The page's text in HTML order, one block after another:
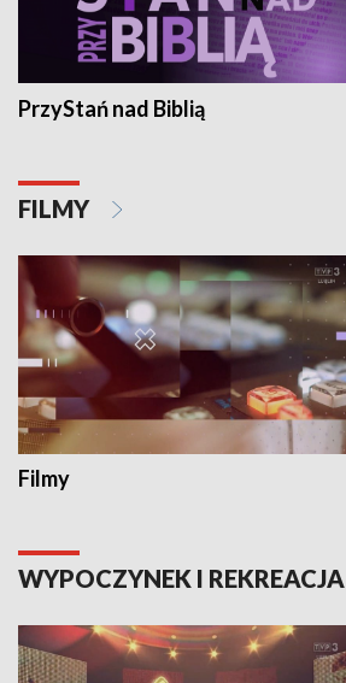
PrzyStań nad Biblią
FILMY
Filmy
WYPOCZYNEK I REKREACJA